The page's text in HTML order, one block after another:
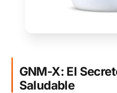
GNM-X: El
Saludable